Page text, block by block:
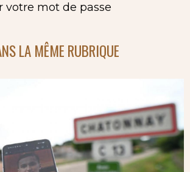
votre mot de passe
LA MÊME RUBRIQUE